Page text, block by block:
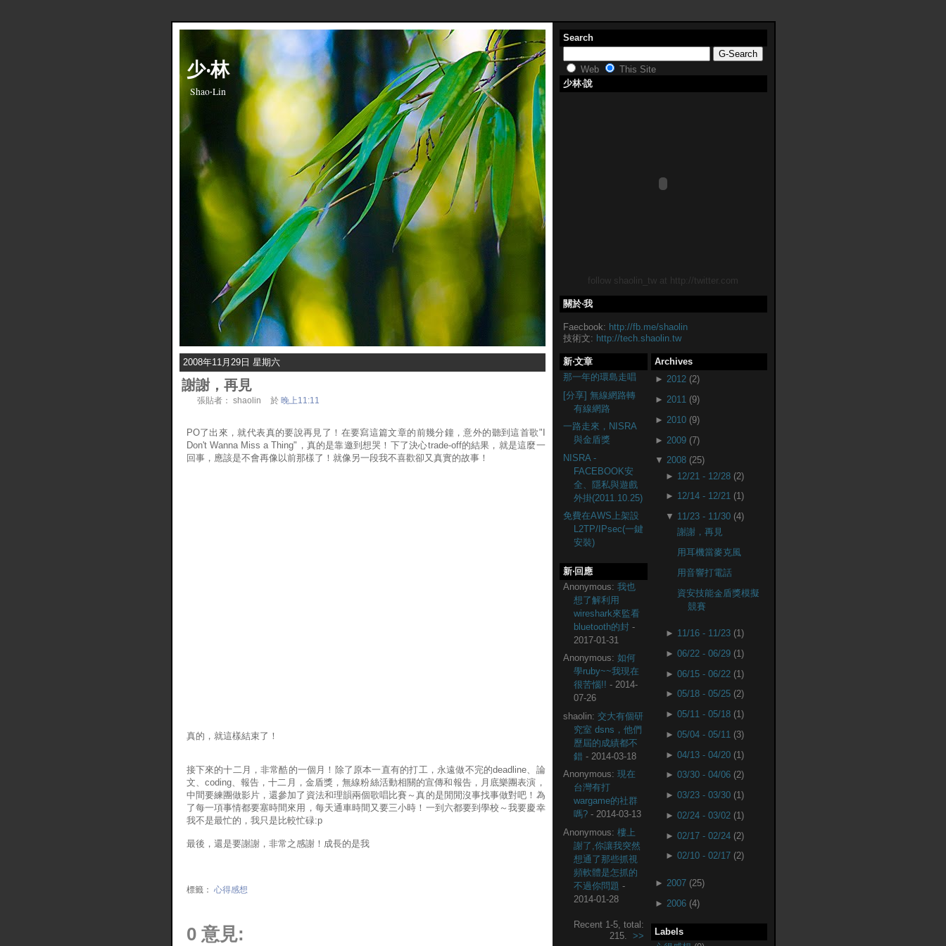
少‧林
Shao‧Lin
2008年11月29日 星期六
謝謝，再見
張貼者： shaolin 於 晚上11:11
PO了出來，就代表真的要說再見了！在要寫這篇文章的前幾分鐘，意外的聽到這首歌"I
Don't Wanna Miss a Thing"，真的是靠邀到想哭！下了決心trade-off的結果，就是這麼一
回事，應該是不會再像以前那樣了！就像另一段我不喜歡卻又真實的故事！
真的，就這樣結束了！
接下來的十二月，非常酷的一個月！除了原本一直有的打工，永遠做不完的deadline、論
文、coding、報告，十二月，金盾獎，無線粉絲活動相關的宣傳和報告，月底樂團表演，
中間要練團做影片，還參加了資法和理韻兩個歌唱比賽～真的是閒閒沒事找事做對吧！為
了每一項事情都要塞時間來用，每天通車時間又要三小時！一到六都要到學校～我要慶幸
我不是最忙的，我只是比較忙碌:p
最後，還是要謝謝，非常之感謝！成長的是我
標籤： 心得感想
0 意見:
Search
Web
This Site
少林‧說
follow shaolin_tw at http://twitter.com
關於‧我
Faecbook: http://fb.me/shaolin
技術文: http://tech.shaolin.tw
Archives
► 2012 (2)
► 2011 (9)
► 2010 (9)
► 2009 (7)
▼ 2008 (25)
► 12/21 - 12/28 (2)
► 12/14 - 12/21 (1)
▼ 11/23 - 11/30 (4)
謝謝，再見
用耳機當麥克風
用音響打電話
資安技能金盾獎模擬
競賽
► 11/16 - 11/23 (1)
►06/22 - 06/29 (1)
►06/15 - 06/22 (1)
►05/18 - 05/25 (2)
►05/11 - 05/18 (1)
►05/04 - 05/11 (3)
►04/13 - 04/20 (1)
►03/30 - 04/06 (2)
►03/23 - 03/30 (1)
►02/24 - 03/02 (1)
►02/17 - 02/24 (2)
►02/10 - 02/17 (2)
► 2007 (25)
► 2006 (4)
Labels
新‧文章
那一年的環島走唱
[分享] 無線網路轉
有線網路
一路走來，NISRA
與金盾獎
NISRA -
FACEBOOK安
全、隱私與遊戲
外掛(2011.10.25)
免費在AWS上架設
L2TP/IPsec(一鍵
安裝)
新‧回應
Anonymous: 我也
想了解利用
wireshark來監看
bluetooth的封-
2017-01-31
Anonymous: 如何
學ruby~~我現在
很苦惱!! - 2014-
07-26
shaolin: 交大有個研
究室 dsns，他們
歷屆的成績都不
錯- 2014-03-18
Anonymous: 現在
台灣有打
wargame的社群
嗎?- 2014-03-13
Anonymous: 樓上
謝了,你讓我突然
想通了那些抓視
頻軟體是怎抓的
不過你問題 -
2014-01-28
Recent 1-5, total:
215. >>